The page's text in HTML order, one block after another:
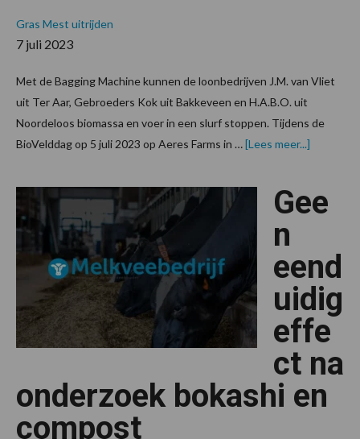
Gras Mest uitrijden
7 juli 2023
Met de Bagging Machine kunnen de loonbedrijven J.M. van Vliet
uit Ter Aar, Gebroeders Kok uit Bakkeveen en H.A.B.O. uit
Noordeloos biomassa en voer in een slurf stoppen. Tijdens de
BioVelddag op 5 juli 2023 op Aeres Farms in …[Lees meer...]
in
de
machine
Gee
n
eend
uidig
effe
ct na
onderzoek bokashi en
compost